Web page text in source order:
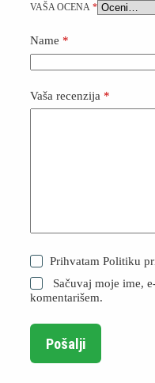
VAŠA OCENA *
Name *
Vaša recenzija *
Prihvatam Politiku
Sačuvaj moje ime,
komentarišem.
Pošalji